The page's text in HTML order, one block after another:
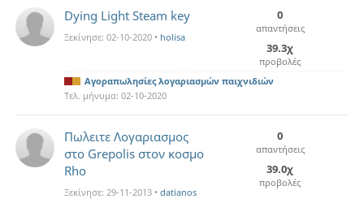
Dying Light Steam key
Ξεκίνησε: 02-10-2020 • holisa
0
απαντήσεις
39.3χ
προβολές
Αγοραπωλησίες λογαριασμών παιχνιδιών
Τελ. μήνυμα: 02-10-2020
Πωλειτε Λογαριασμος
στο Grepolis στον κοσμο
Rho
Ξεκίνησε: 29-11-2013 • datianos
0
απαντήσεις
39.0χ
προβολές